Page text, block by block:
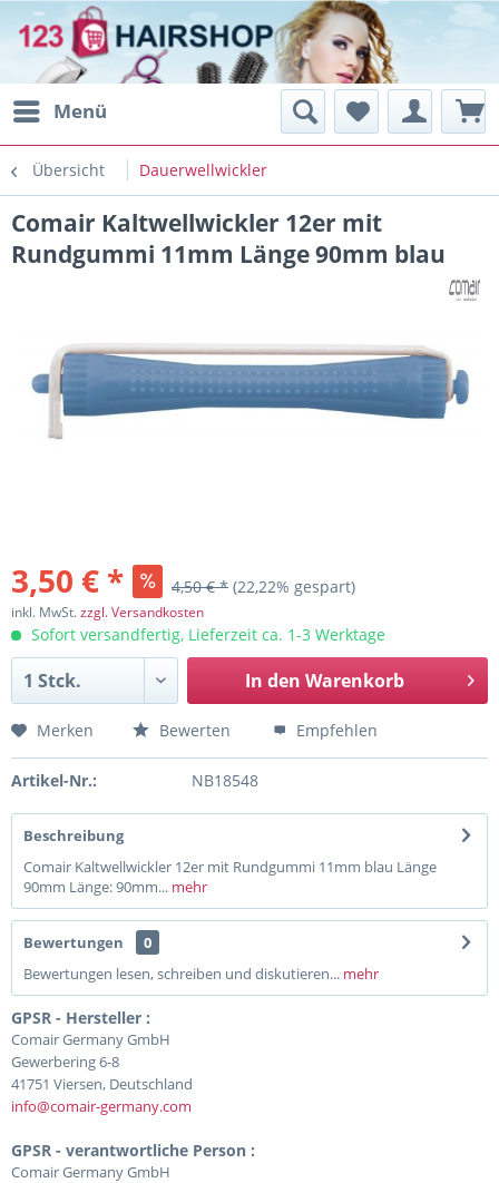
Menü
Übersicht Dauerwellwickler
Comair Kaltwellwickler 12er mit
Rundgummi 11mm Länge 90mm blau
3,50 € * 4,50 € * (22,22% gespart)
inkl. MwSt.zzgl. Versandkosten
Sofort versandfertig, Lieferzeit ca. 1-3 Werktage
In den Warenkorb
Merken Bewerten Empfehlen
Artikel-Nr.: NB18548
Beschreibung
Comair Kaltwellwickler 12er mit Rundgummi 11mm blau Länge
90mm Länge: 90mm... mehr
Bewertungen
0
Bewertungen lesen, schreiben und diskutieren... mehr
GPSR - Hersteller :
Comair Germany GmbH
Gewerbering 6-8
41751 Viersen, Deutschland
info@comair-germany.com
GPSR - verantwortliche Person :
Comair Germany GmbH